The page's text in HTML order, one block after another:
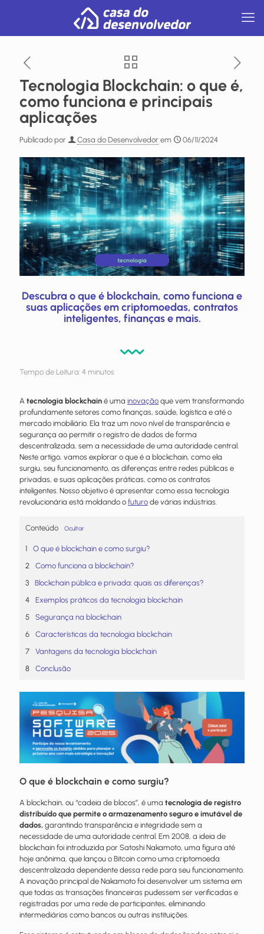
Tecnologia Blockchain: o que é,
como funciona e principais
aplicações
Publicado por Casa do Desenvolvedor em 06/11/2024
Descubra o que é blockchain, como funciona e
suas aplicações em criptomoedas, contratos
inteligentes, finanças e mais.
Tempo de Leitura: 4 minutos
A tecnologia blockchain é uma inovação que vem transformando
profundamente setores como finanças, saúde, logística e até o
mercado imobiliário. Ela traz um novo nível de transparência e
segurança ao permitir o registro de dados de forma
descentralizada, sem a necessidade de uma autoridade central.
Neste artigo, vamos explorar o que é a blockchain, como ela
surgiu, seu funcionamento, as diferenças entre redes públicas e
privadas, e suas aplicações práticas, como os contratos
inteligentes. Nosso objetivo é apresentar como essa tecnologia
revolucionária está moldando o futuro de várias indústrias.
Conteúdo Ocultar
O que é blockchain e como surgiu?
Como funciona a blockchain?
Blockchain pública e privada: quais as diferenças?
Exemplos práticos da tecnologia blockchain
Segurança na blockchain
Características da tecnologia blockchain
Vantagens da tecnologia blockchain
Conclusão
O que é blockchain e como surgiu?
A blockchain, ou “cadeia de blocos”, é uma tecnologia de registro
distribuído que permite o armazenamento seguro e imutável de
dados, garantindo transparência e integridade sem a
necessidade de uma autoridade central. Em 2008, a ideia de
blockchain foi introduzida por Satoshi Nakamoto, uma figura até
hoje anônima, que lançou o Bitcoin como uma criptomoeda
descentralizada dependente dessa rede para seu funcionamento.
A inovação principal de Nakamoto foi desenvolver um sistema em
que todas as transações financeiras pudessem ser verificadas e
registradas por uma rede de participantes, eliminando
intermediários como bancos ou outras instituições.